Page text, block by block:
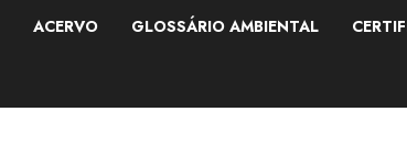
ACERVO GLOSSÁRIO AMBIENTAL